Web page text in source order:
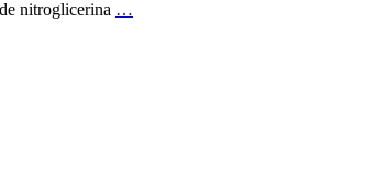
nitroglicerina …